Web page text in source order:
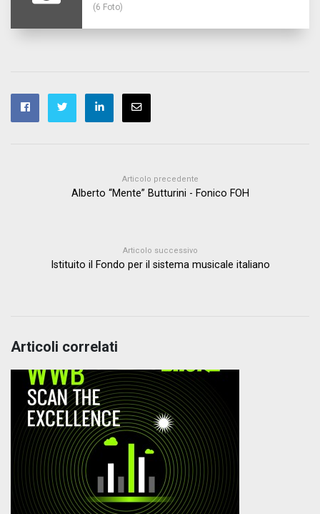
(6 Foto)
Articolo precedente
Alberto “Mente” Butturini - Fonico FOH
Articolo successivo
Istituito il Fondo per il sistema musicale italiano
Articoli correlati